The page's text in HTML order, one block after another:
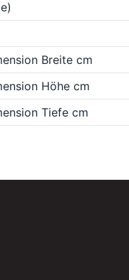
Breite cm
Höhe cm
Tiefe cm